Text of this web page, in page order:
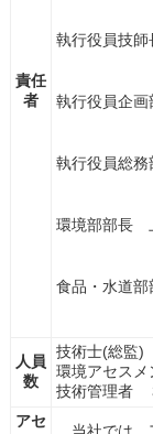
責任
者
執行役員技
執行役員企
執行役員総
環境部部長
食品・水道
人員
数
技術士(総
環境アセス
技術管理者
アセ